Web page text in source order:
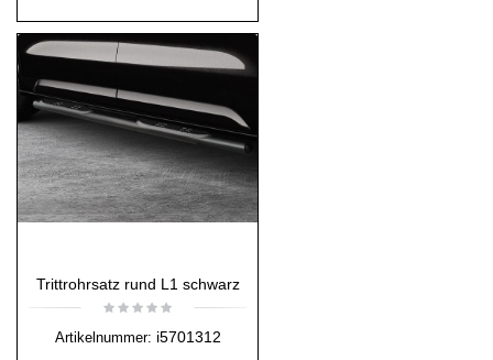
Trittrohrsatz rund L1 schwarz
Artikelnummer: i5701312